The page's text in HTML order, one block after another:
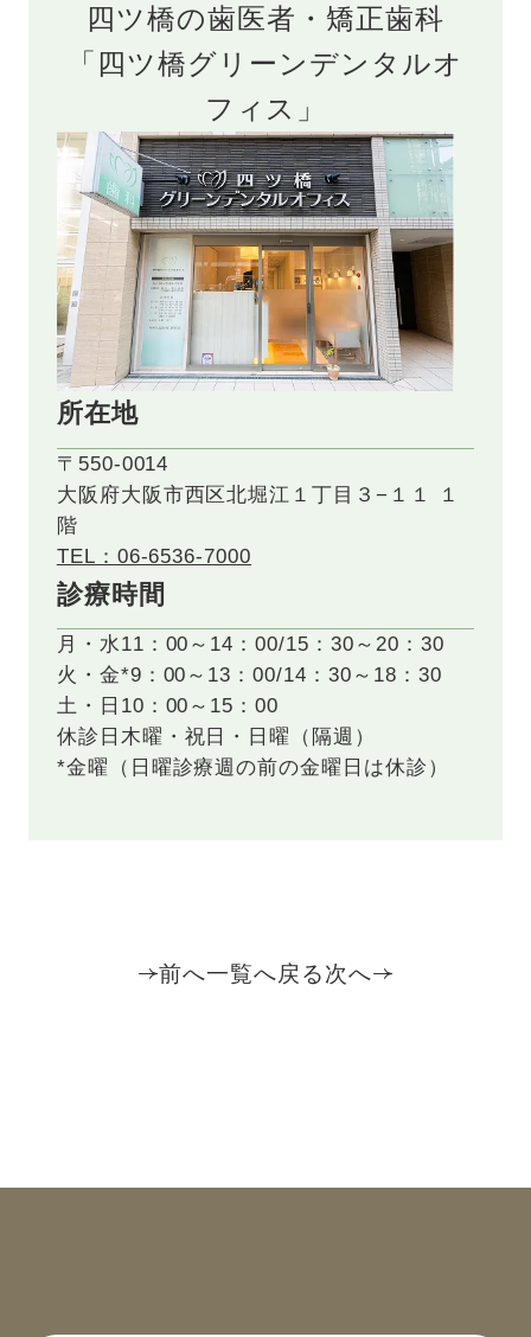
四ツ橋の歯医者・矯正歯科
「四ツ橋グリーンデンタルオ
フィス」
所在地
〒550-0014
大阪府大阪市西区北堀江１丁目３−１１ １
階
TEL：06-6536-7000
診療時間
月・水11：00～14：00/15：30～20：30
火・金*9：00～13：00/14：30～18：30
土・日 10：00～15：00
休診日 木曜・祝日・日曜（隔週）
*金曜（日曜診療週の前の金曜日は休診）
前へ一覧へ戻る次へ